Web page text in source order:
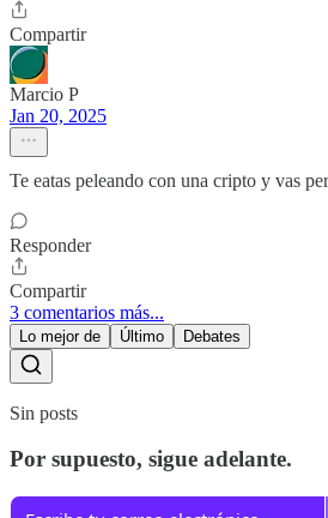
Compartir
Marcio P
Jan 20, 2025
Te eatas peleando con una cripto y vas
Responder
Compartir
3 comentarios más...
Lo mejor de Último Debates
Sin posts
Por supuesto, sigue adelante.